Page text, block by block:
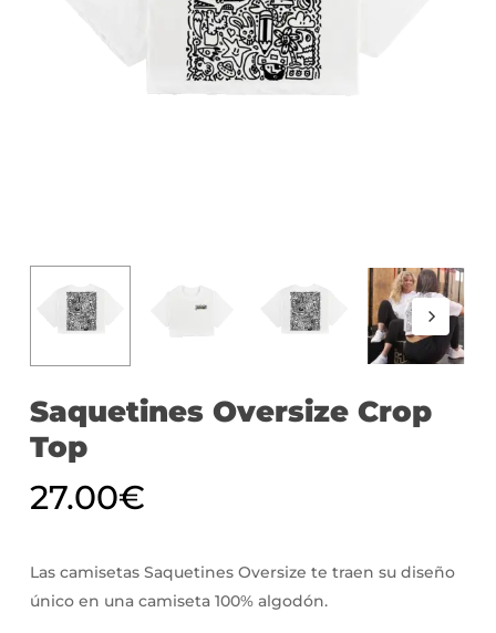
Saquetines Oversize Crop
Top
27.00€
Las camisetas Saquetines Oversize te traen su diseño
único en una camiseta 100% algodón.